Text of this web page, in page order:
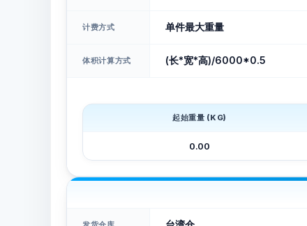
计费方式 单件最大重量
体积计算方式 (长*宽*高)/6000*0.5
起始重量 (KG)
0.00